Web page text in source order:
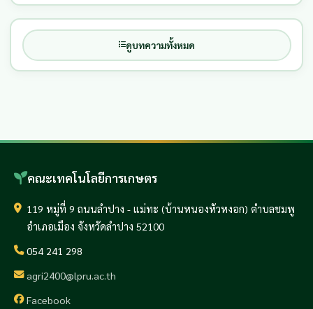
ดูบทความทั้งหมด
คณะเทคโนโลยีการเกษตร
119 หมู่ที่ 9 ถนนลำปาง - แม่ทะ (บ้านหนองหัวหงอก) ตำบลชมพู
อำเภอเมือง จังหวัดลำปาง 52100
054 241 298
agri2400@lpru.ac.th
Facebook